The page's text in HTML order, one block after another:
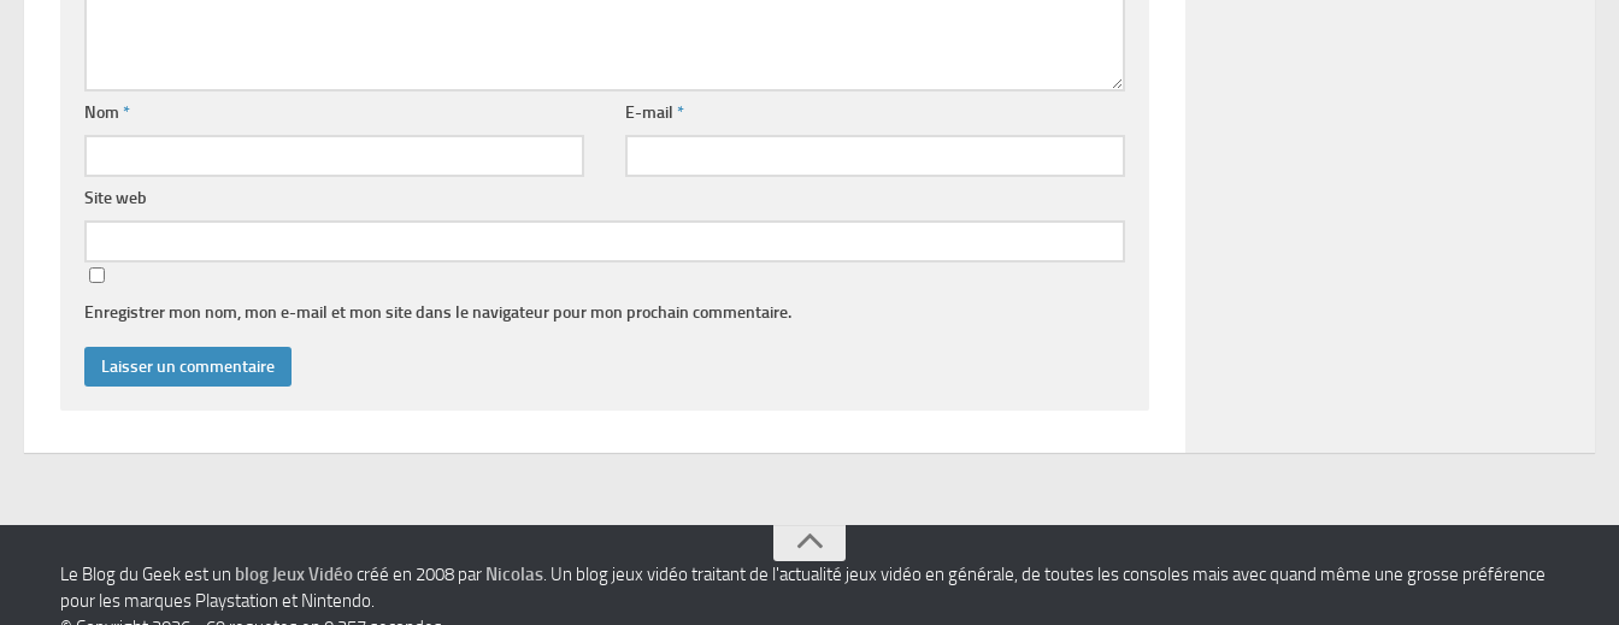
Nom * E-mail*
Site web
Enregistrer mon nom, mon e-mail et mon site dans le navigateur pour mon prochain commentaire.
Le Blog du Geek est un blog Jeux Vidéocréé en 2008 par Nicolas . Un blog jeux vidéo traitant de l'actualité jeux vidéo en générale, de toutes les consoles mais avec quand même une grosse préférence
pour les marques Playstation et Nintendo.